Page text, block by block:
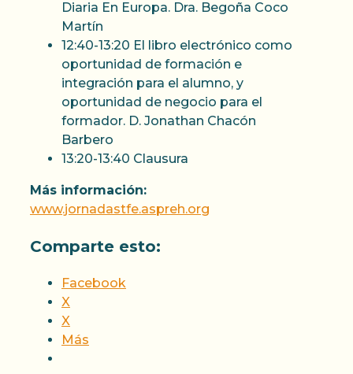
Diaria En Europa. Dra. Begoña Coco
Martín
12:40-13:20 El libro electrónico como
oportunidad de formación e
integración para el alumno, y
oportunidad de negocio para el
formador. D. Jonathan Chacón
Barbero
13:20-13:40 Clausura
Más información:
www.jornadastfe.aspreh.org
Comparte esto:
Facebook
X
X
Más